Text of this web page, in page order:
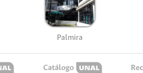
Palmira
Catálogo